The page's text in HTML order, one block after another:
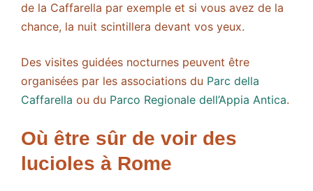
de la Caffarella par exemple et si vous avez de la
chance, la nuit scintillera devant vos yeux.
Des visites guidées nocturnes peuvent être
organisées par les associations du Parc della
Caffarella ou du Parco Regionale dell’Appia Antica.
Où être sûr de voir des
lucioles à Rome